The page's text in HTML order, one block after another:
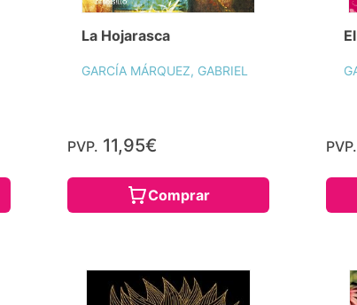
La Hojarasca
GARCÍA MÁRQUEZ, GABRIEL
PVP. 11,95€
Comprar
PVP.